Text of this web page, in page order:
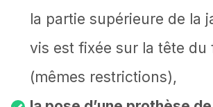
la partie supérieure de la
vis est fixée sur la tête du
(mêmes restrictions),